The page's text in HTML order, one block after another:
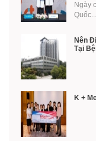
Ngày
Quốc...
Nên
Tại
K +